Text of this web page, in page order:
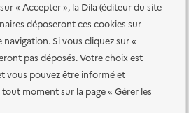
« Accepter », la Dila (éditeur du site
déposeront ces cookies sur
Si vous cliquez sur «
pas déposés. Votre choix est
vous pouvez être informé et
moment sur la page « Gérer les
conforme
Accessibilité des
Données personnelles et sécurité
Gestion des cookies